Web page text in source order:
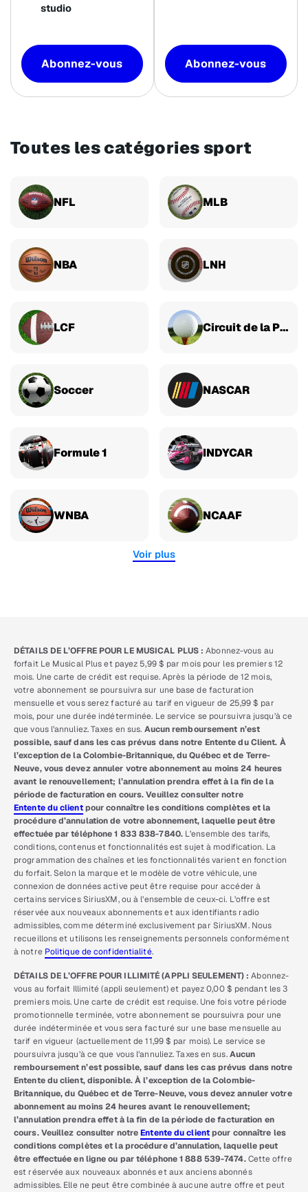
studio
Abonnez-vous Abonnez-vous
Toutes les catégories sport
NFL MLB
NBA LNH
LCF Circuit de la PGA
Soccer NASCAR
Formule 1 INDYCAR
WNBA NCAAF
Voir plus
DÉTAILS DE L’OFFRE POUR LE MUSICAL PLUS : Abonnez-vous au
forfait Le Musical Plus et payez 5,99 $ par mois pour les premiers 12
mois. Une carte de crédit est requise. Après la période de 12 mois,
votre abonnement se poursuivra sur une base de facturation
mensuelle et vous serez facturé au tarif en vigueur de 25,99 $ par
mois, pour une durée indéterminée. Le service se poursuivra jusqu’à ce
que vous l’annuliez. Taxes en sus. Aucun remboursement n’est
possible, sauf dans les cas prévus dans notre Entente du Client. À
l’exception de la Colombie-Britannique, du Québec et de Terre-
Neuve, vous devez annuler votre abonnement au moins 24 heures
avant le renouvellement; l’annulation prendra effet à la fin de la
période de facturation en cours. Veuillez consulter notre
Entente du clientpour connaître les conditions complètes et la
procédure d’annulation de votre abonnement, laquelle peut être
effectuée par téléphone 1 833 838-7840.L’ensemble des tarifs,
conditions, contenus et fonctionnalités est sujet à modification. La
programmation des chaînes et les fonctionnalités varient en fonction
du forfait. Selon la marque et le modèle de votre véhicule, une
connexion de données active peut être requise pour accéder à
certains services SiriusXM, ou à l’ensemble de ceux-ci. L’offre est
réservée aux nouveaux abonnements et aux identifiants radio
admissibles, comme déterminé exclusivement par SiriusXM. Nous
recueillons et utilisons les renseignements personnels conformément
à notre Politique de confidentialité.
DÉTAILS DE L’OFFRE POUR ILLIMITÉ (APPLI SEULEMENT) : Abonnez-
vous au forfait Illimité (appli seulement) et payez 0,00 $ pendant les 3
premiers mois. Une carte de crédit est requise. Une fois votre période
promotionnelle terminée, votre abonnement se poursuivra pour une
durée indéterminée et vous sera facturé sur une base mensuelle au
tarif en vigueur (actuellement de 11,99 $ par mois). Le service se
poursuivra jusqu’à ce que vous l’annuliez. Taxes en sus.Aucun
remboursement n’est possible, sauf dans les cas prévus dans notre
Entente du client, disponible. À l’exception de la Colombie-
Britannique, du Québec et de Terre-Neuve, vous devez annuler votre
abonnement au moins 24 heures avant le renouvellement;
l’annulation prendra effet à la fin de la période de facturation en
cours. Veuillez consulter notreEntente du clientpour connaître les
conditions complètes et la procédure d’annulation, laquelle peut
être effectuée en ligne ou par téléphone 1 888 539-7474.Cette offre
est réservée aux nouveaux abonnés et aux anciens abonnés
admissibles. Elle ne peut être combinée à aucune autre offre et peut